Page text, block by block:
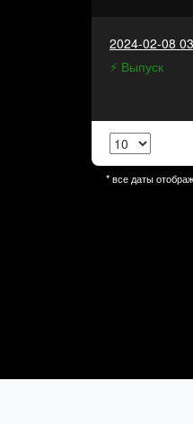
2024-02-08
⚡️ Выпуск
* все даты